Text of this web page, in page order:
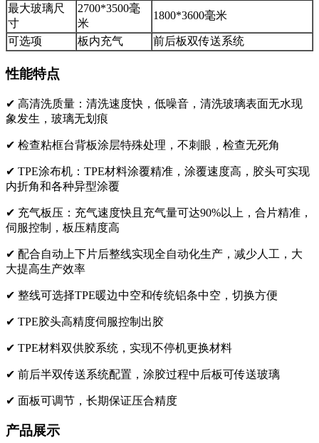
最大玻璃尺
寸
2700*3500毫
米
1800*3600毫米
可选项 板内充气 前后板双传送系统
性能特点
✔ 高清洗质量：清洗速度快，低噪音，清洗玻璃表面无水现
象发生，玻璃无划痕
✔ 检查粘框台背板涂层特殊处理，不刺眼，检查无死角
✔ TPE涂布机：TPE材料涂覆精准，涂覆速度高，胶头可实现
内折角和各种异型涂覆
✔ 充气板压：充气速度快且充气量可达90%以上，合片精准，
伺服控制，板压精度高
✔ 配合自动上下片后整线实现全自动化生产，减少人工，大
大提高生产效率
✔ 整线可选择TPE暖边中空和传统铝条中空，切换方便
✔ TPE胶头高精度伺服控制出胶
✔ TPE材料双供胶系统，实现不停机更换材料
✔ 前后半双传送系统配置，涂胶过程中后板可传送玻璃
✔ 面板可调节，长期保证压合精度
产品展示